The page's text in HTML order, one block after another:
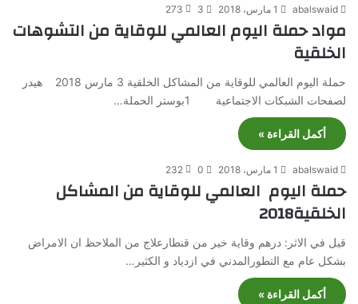
abalswaid 1 مارس، 2018 3
273
مواد حملة اليوم العالمي للوقاية من التشوهات
الخلقية
حملة اليوم العالمي للوقاية من المشاكل الخلقية 3 مارس 2018 هيدر
لصفحات الشبكات الاجتماعية 1بوستر الحملة…
أكمل القراءة »
abalswaid 1 مارس، 2018 0
232
حملة اليوم العالمي للوقاية من المشاكل
الخلقية2018
قيل في الاثر: درهم وقاية خير من قنطارعلاج من الملاحظ ان الامراض
بشكل عام مع التطورالمدني في ازدياد و الكثير…
أكمل القراءة »